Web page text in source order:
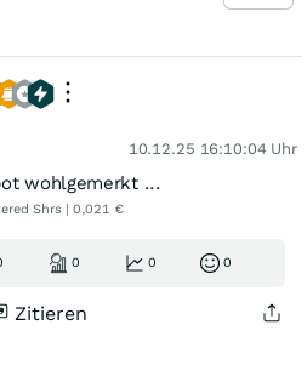
10.12.25 16:10:04 Uhr
wohlgemerkt ...
Shrs | 0,021 €
0 0 0
Zitieren